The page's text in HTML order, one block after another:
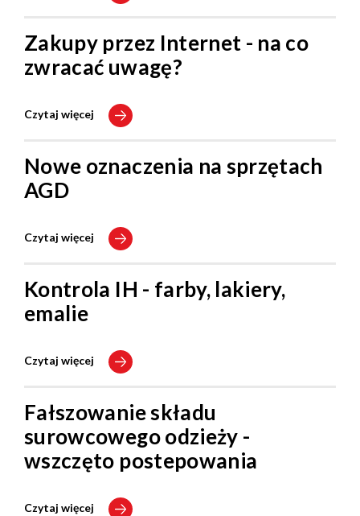
Zakupy przez Internet - na co
zwracać uwagę?
Czytaj więcej
Nowe oznaczenia na sprzętach
AGD
Czytaj więcej
Kontrola IH - farby, lakiery,
emalie
Czytaj więcej
Fałszowanie składu
surowcowego odzieży -
wszczęto postepowania
Czytaj więcej